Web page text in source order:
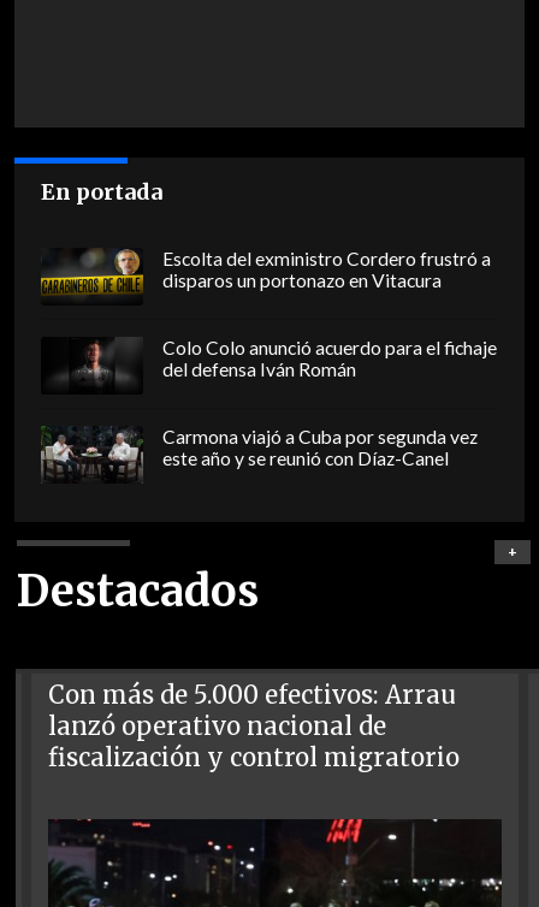
En portada
Escolta del exministro Cordero frustró a
disparos un portonazo en Vitacura
Colo Colo anunció acuerdo para el fichaje
del defensa Iván Román
Carmona viajó a Cuba por segunda vez
este año y se reunió con Díaz-Canel
Destacados
+
Con más de 5.000 efectivos: Arrau
lanzó operativo nacional de
fiscalización y control migratorio